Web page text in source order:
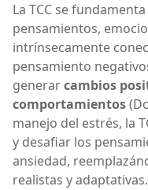
La TCC se
pensamientos,
intrínsecamente
pensamiento
generarcambios
comportamientos
manejo del estrés, la
y desafiar los
ansiedad,
realistas y adaptativas.